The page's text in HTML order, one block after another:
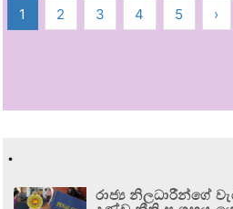
1 2 3 4 5 ›
.
රාජ්‍ය නිලධාරීන්ගේ